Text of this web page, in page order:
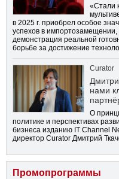
«Стали
в 2025 г. приобрел особое
успехов в импортозамещении,
демонстрация реальной
борьбе за достижение
Curator
нами
О
политике и перспективах
бизнеса изданию IT Channel
директор Curator Дмитрий
Промопрограммы